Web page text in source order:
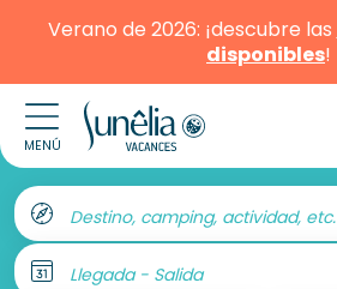
Verano de 2026: ¡descubre las
disponibles!
MENÚ
Destino, camping, actividad, etc.
Llegada - Salida